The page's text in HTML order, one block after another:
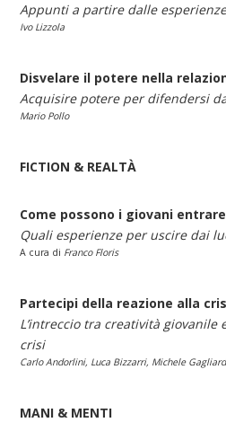
Appunti a partire dalle
Ivo Lizzola
Disvelare il potere nella
Acquisire potere per difendersi
Mario Pollo
FICTION & REALTÀ
Come possono i giovani
Quali esperienze per uscire dai
A cura di Franco Floris
Partecipi della reazione alla
L’intreccio tra creatività giovanile
crisi
Carlo Andorlini, Luca Bizzarri, Michele
MANI & MENTI